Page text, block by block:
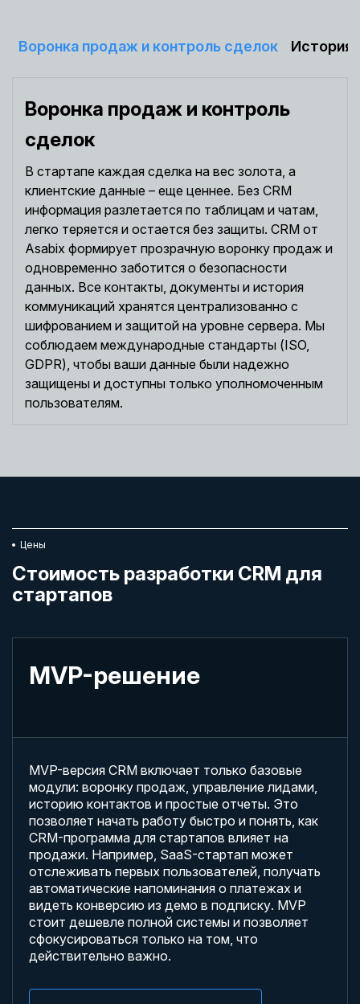
Воронка продаж и контроль сделок История
Воронка продаж и контроль
сделок
В стартапе каждая сделка на вес золота, а
клиентские данные – еще ценнее. Без CRM
информация разлетается по таблицам и чатам,
легко теряется и остается без защиты. CRM от
Asabix формирует прозрачную воронку продаж и
одновременно заботится о безопасности
данных. Все контакты, документы и история
коммуникаций хранятся централизованно с
шифрованием и защитой на уровне сервера. Мы
соблюдаем международные стандарты (ISO,
GDPR), чтобы ваши данные были надежно
защищены и доступны только уполномоченным
пользователям.
Цены
Стоимость разработки CRM для
стартапов
MVP-решение
MVP-версия CRM включает только базовые
модули: воронку продаж, управление лидами,
историю контактов и простые отчеты. Это
позволяет начать работу быстро и понять, как
CRM-программа для стартапов влияет на
продажи. Например, SaaS-стартап может
отслеживать первых пользователей, получать
автоматические напоминания о платежах и
видеть конверсию из демо в подписку. MVP
стоит дешевле полной системы и позволяет
сфокусироваться только на том, что
действительно важно.